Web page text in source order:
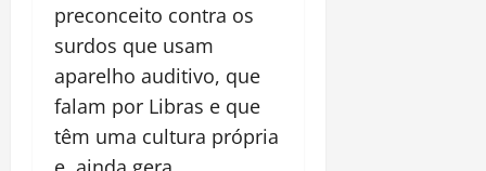
preconceito contra os
surdos que usam
aparelho auditivo, que
falam por Libras e que
têm uma cultura própria